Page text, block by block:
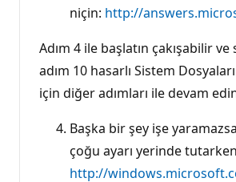
niçin: http://
Adım 4 ile başlatın çakışabilir
adım 10 hasarlı Sistem
için diğer adımları ile devam
Başka bir şey işe
çoğu ayarı yerinde
http://